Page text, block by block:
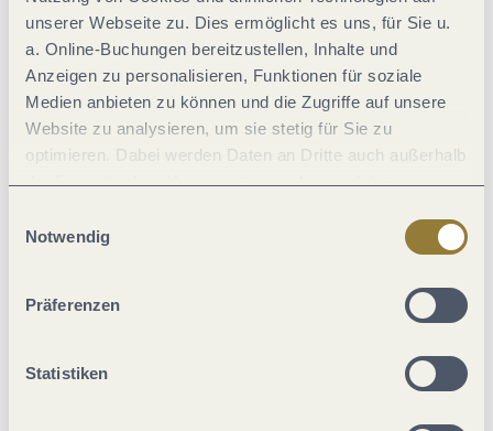
unserer Webseite zu. Dies ermöglicht es uns, für Sie u.
a. Online-Buchungen bereitzustellen, Inhalte und
Anzeigen zu personalisieren, Funktionen für soziale
Medien anbieten zu können und die Zugriffe auf unsere
Website zu analysieren, um sie stetig für Sie zu
optimieren. Dabei werden Daten an Dritte auch außerhalb
der Europäischen Union weitergegeben und dort
jederzeit widerrufen werden. Mit der Auswahl "Alle
ablehnen" kann es zu Beeinträchtigungen in der Nutzung
Notwendig
Präferenzen
Statistiken
Sport / Freizeit
Einrichtungen Betrieb
Zahlungsarten
Fremdsprachen